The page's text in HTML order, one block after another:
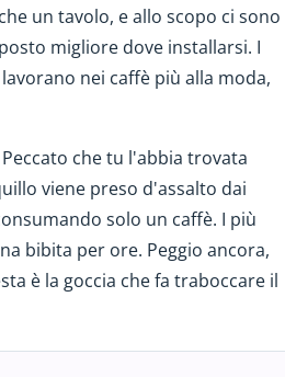
un tavolo, e allo scopo ci sono
migliore dove installarsi. I
nei caffè più alla moda,
che tu l'abbia trovata
viene preso d'assalto dai
solo un caffè. I più
bibita per ore. Peggio ancora,
è la goccia che fa traboccare il